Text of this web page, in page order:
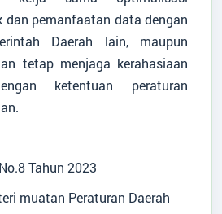
dan pemanfaatan data dengan
Daerah lain, maupun
tetap menjaga kerahasiaan
ketentuan peraturan
Tahun 2023
muatan Peraturan Daerah